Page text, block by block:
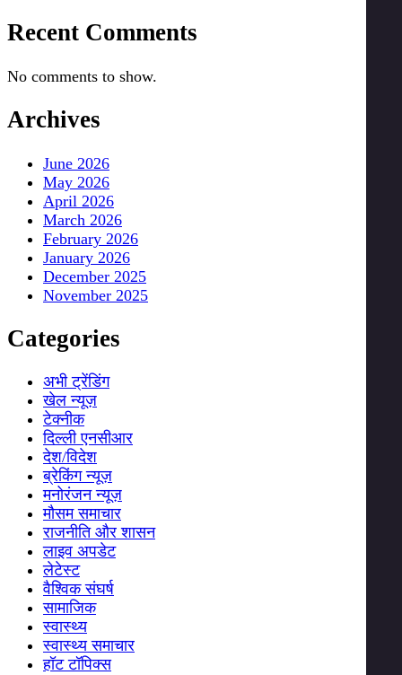
Recent Comments
No comments to show.
Archives
June 2026
May 2026
April 2026
March 2026
February 2026
January 2026
December 2025
November 2025
Categories
अभी ट्रेंडिंग
खेल न्यूज़
टेक्नीक
दिल्ली एनसीआर
देश/विदेश
ब्रेकिंग न्यूज़
मनोरंजन न्यूज़
मौसम समाचार
राजनीति और शासन
लाइव अपडेट
लेटेस्ट
वैश्विक संघर्ष
सामाजिक
स्वास्थ्य
स्वास्थ्य समाचार
हॉट टॉपिक्स